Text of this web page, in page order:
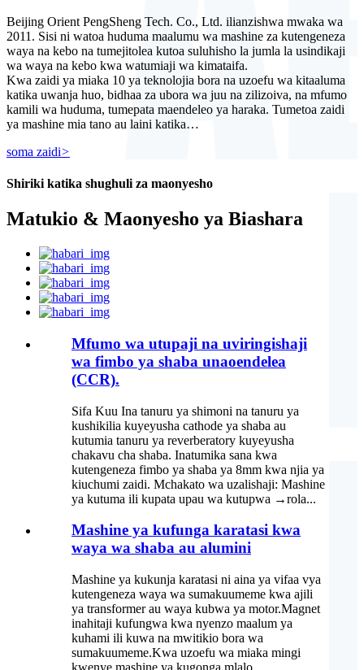
Beijing Orient PengSheng Tech. Co., Ltd. ilianzishwa mwaka wa
2011. Sisi ni watoa huduma maalumu wa mashine za kutengeneza
waya na kebo na tumejitolea kutoa suluhisho la jumla la usindikaji
wa waya na kebo kwa watumiaji wa kimataifa.
Kwa zaidi ya miaka 10 ya teknolojia bora na uzoefu wa kitaaluma
katika uwanja huo, bidhaa za ubora wa juu na zilizoiva, na mfumo
kamili wa huduma, tumepata maendeleo ya haraka. Tumetoa zaidi
ya mashine mia tano au laini katika…
soma zaidi>
Shiriki katika shughuli za maonyesho
Matukio & Maonyesho ya Biashara
Mfumo wa utupaji na uviringishaji
wa fimbo ya shaba unaoendelea
(CCR).
Sifa Kuu Ina tanuru ya shimoni na tanuru ya
kushikilia kuyeyusha cathode ya shaba au
kutumia tanuru ya reverberatory kuyeyusha
chakavu cha shaba. Inatumika sana kwa
kutengeneza fimbo ya shaba ya 8mm kwa njia ya
kiuchumi zaidi. Mchakato wa uzalishaji: Mashine
ya kutuma ili kupata upau wa kutupwa →rola...
Mashine ya kufunga karatasi kwa
waya wa shaba au alumini
Mashine ya kukunja karatasi ni aina ya vifaa vya
kutengeneza waya wa sumakuumeme kwa ajili
ya transformer au waya kubwa ya motor.Magnet
inahitaji kufungwa kwa nyenzo maalum ya
kuhami ili kuwa na mwitikio bora wa
sumakuumeme.Kwa uzoefu wa miaka mingi
kwenye mashine ya kugonga mlalo ...